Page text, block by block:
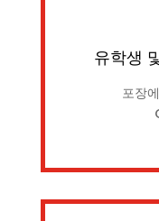
유학생
포장